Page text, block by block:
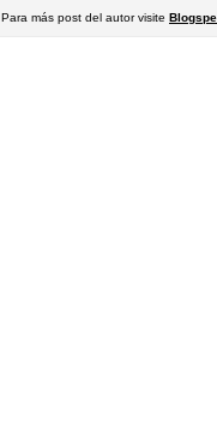
Para más post del autor visite